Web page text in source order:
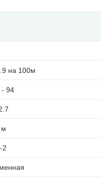
на 100м
- 94
м
2